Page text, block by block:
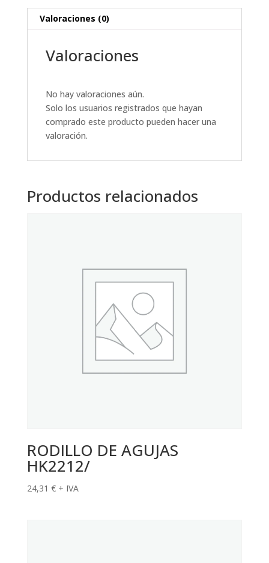
Valoraciones (0)
Valoraciones
No hay valoraciones aún.
Solo los usuarios registrados que hayan
comprado este producto pueden hacer una
valoración.
Productos relacionados
RODILLO DE AGUJAS
HK2212/
24,31 € + IVA